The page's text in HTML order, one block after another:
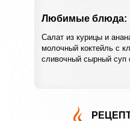
Любимые блюда:
Салат из курицы и
молочный коктейль с
сливочный сырный суп